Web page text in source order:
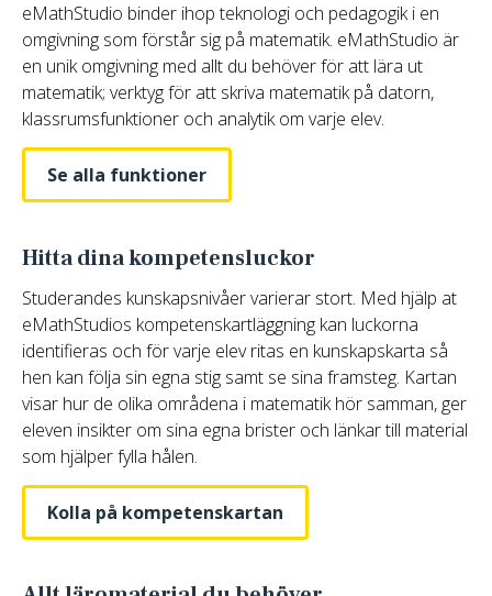
eMathStudio binder ihop teknologi och pedagogik i en
omgivning som förstår sig på matematik. eMathStudio är
en unik omgivning med allt du behöver för att lära ut
matematik; verktyg för att skriva matematik på datorn,
klassrumsfunktioner och analytik om varje elev.
Se alla funktioner
Hitta dina kompetensluckor
Studerandes kunskapsnivåer varierar stort. Med hjälp at
eMathStudios kompetenskartläggning kan luckorna
identifieras och för varje elev ritas en kunskapskarta så
hen kan följa sin egna stig samt se sina framsteg. Kartan
visar hur de olika områdena i matematik hör samman, ger
eleven insikter om sina egna brister och länkar till material
som hjälper fylla hålen.
Kolla på kompetenskartan